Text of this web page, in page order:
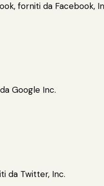
forniti da Facebook,
Google Inc.
da Twitter, Inc.